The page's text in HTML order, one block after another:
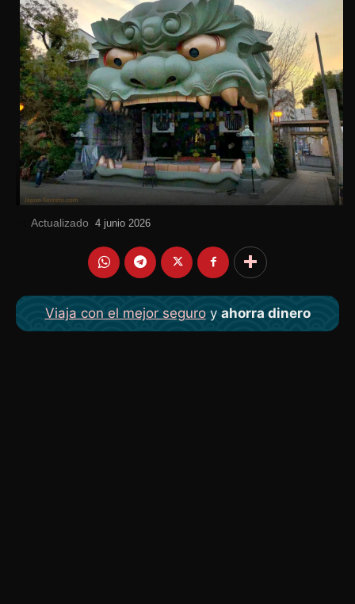
Actualizado 4 junio 2026
Viaja con el mejor seguroy ahorra dinero